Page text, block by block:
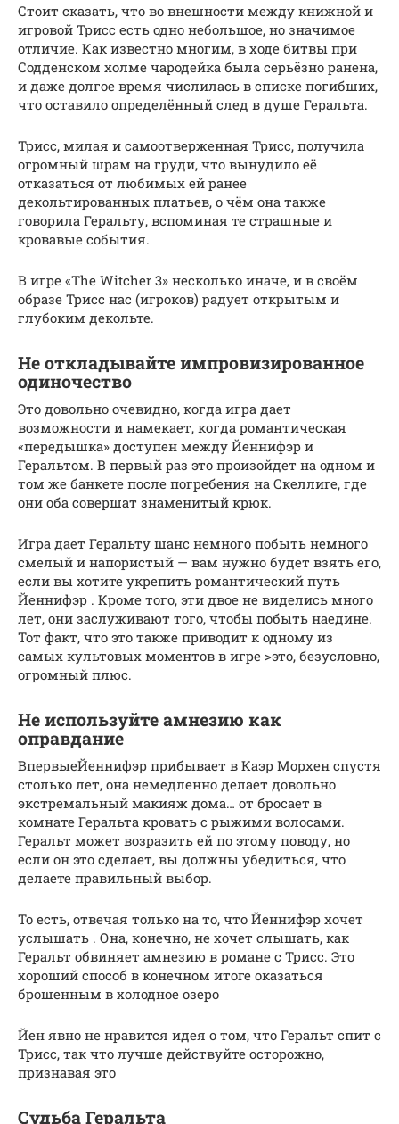
Стоит сказать, что во внешности между книжной и
игровой Трисс есть одно небольшое, но значимое
отличие. Как известно многим, в ходе битвы при
Содденском холме чародейка была серьёзно ранена,
и даже долгое время числилась в списке погибших,
что оставило определённый след в душе Геральта.
Трисс, милая и самоотверженная Трисс, получила
огромный шрам на груди, что вынудило её
отказаться от любимых ей ранее
декольтированных платьев, о чём она также
говорила Геральту, вспоминая те страшные и
кровавые события.
В игре «The Witcher 3» несколько иначе, и в своём
образе Трисс нас (игроков) радует открытым и
глубоким декольте.
Не откладывайте импровизированное
одиночество
Это довольно очевидно, когда игра дает
возможности и намекает, когда романтическая
«передышка» доступен между Йеннифэр и
Геральтом. В первый раз это произойдет на одном и
том же банкете после погребения на Скеллиге, где
они оба совершат знаменитый крюк.
Игра дает Геральту шанс немного побыть немного
смелый и напористый — вам нужно будет взять его,
если вы хотите укрепить романтический путь
Йеннифэр . Кроме того, эти двое не виделись много
лет, они заслуживают того, чтобы побыть наедине.
Тот факт, что это также приводит к одному из
самых культовых моментов в игре >это, безусловно,
огромный плюс.
Не используйте амнезию как
оправдание
ВпервыеЙеннифэр прибывает в Каэр Морхен спустя
столько лет, она немедленно делает довольно
экстремальный макияж дома… от бросает в
комнате Геральта кровать с рыжими волосами.
Геральт может возразить ей по этому поводу, но
если он это сделает, вы должны убедиться, что
делаете правильный выбор.
То есть, отвечая только на то, что Йеннифэр хочет
услышать . Она, конечно, не хочет слышать, как
Геральт обвиняет амнезию в романе с Трисс. Это
хороший способ в конечном итоге оказаться
брошенным в холодное озеро
Йен явно не нравится идея о том, что Геральт спит с
Трисс, так что лучше действуйте осторожно,
признавая это
Судьба Геральта